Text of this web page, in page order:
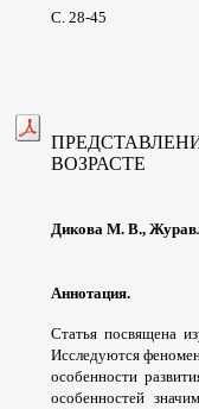
С. 28-45
ВОЗРАСТЕ
Дикова М. В.,
Аннотация.
Статья посвящена
Исследуются
особенности
особенностей